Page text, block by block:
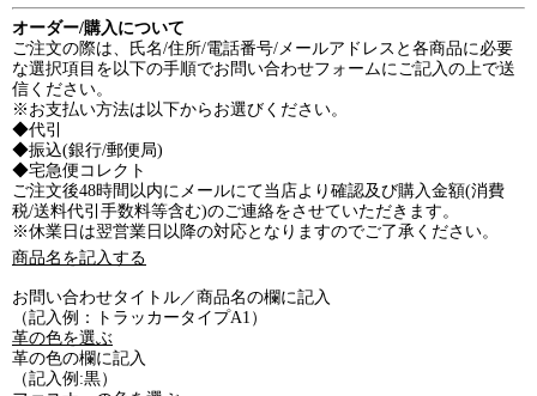
オーダー/購入について
ご注文の際は、氏名/住所/電話番号/メールアドレスと各商品に必要
な選択項目を以下の手順でお問い合わせフォームにご記入の上で送
信ください。
※お支払い方法は以下からお選びください。
◆代引
◆振込(銀行/郵便局)
◆宅急便コレクト
ご注文後48時間以内にメールにて当店より確認及び購入金額(消費
税/送料代引手数料等含む)のご連絡をさせていただきます。
※休業日は翌営業日以降の対応となりますのでご了承ください。
商品名を記入する
お問い合わせタイトル／商品名の欄に記入
（記入例：トラッカータイプA1）
革の色を選ぶ
革の色の欄に記入
（記入例:黒）